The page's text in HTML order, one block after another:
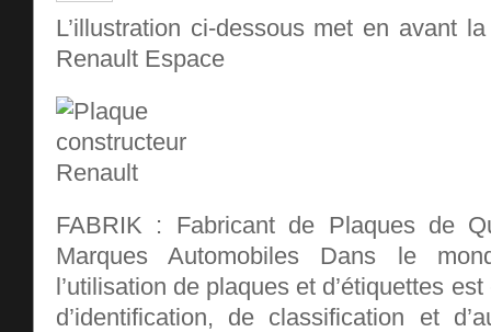
L’illustration ci-dessous met en avant
Renault Espace
FABRIK : Fabricant de Plaques de
Marques Automobiles Dans le
l’utilisation de plaques et d’étiquettes
d’identification, de classification et